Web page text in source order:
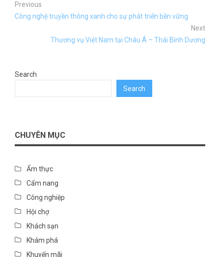
Previous
Công nghệ truyền thông xanh cho sự phát triển bền vững
Next
Thương vụ Việt Nam tại Châu Á – Thái Bình Dương
Search
Search
CHUYÊN MỤC
Ẩm thực
Cẩm nang
Công nghiệp
Hội chợ
Khách sạn
Khám phá
Khuyến mãi